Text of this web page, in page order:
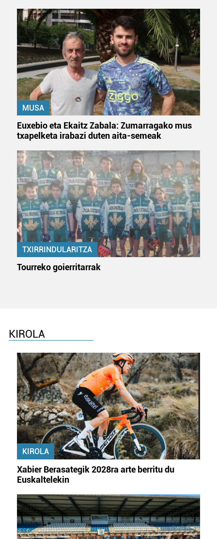
MUSA
Euxebio eta Ekaitz Zabala: Zumarragako mus
txapelketa irabazi duten aita-semeak
TXIRRINDULARITZA
Tourreko goierritarrak
KIROLA
KIROLA
Xabier Berasategik 2028ra arte berritu du
Euskaltelekin